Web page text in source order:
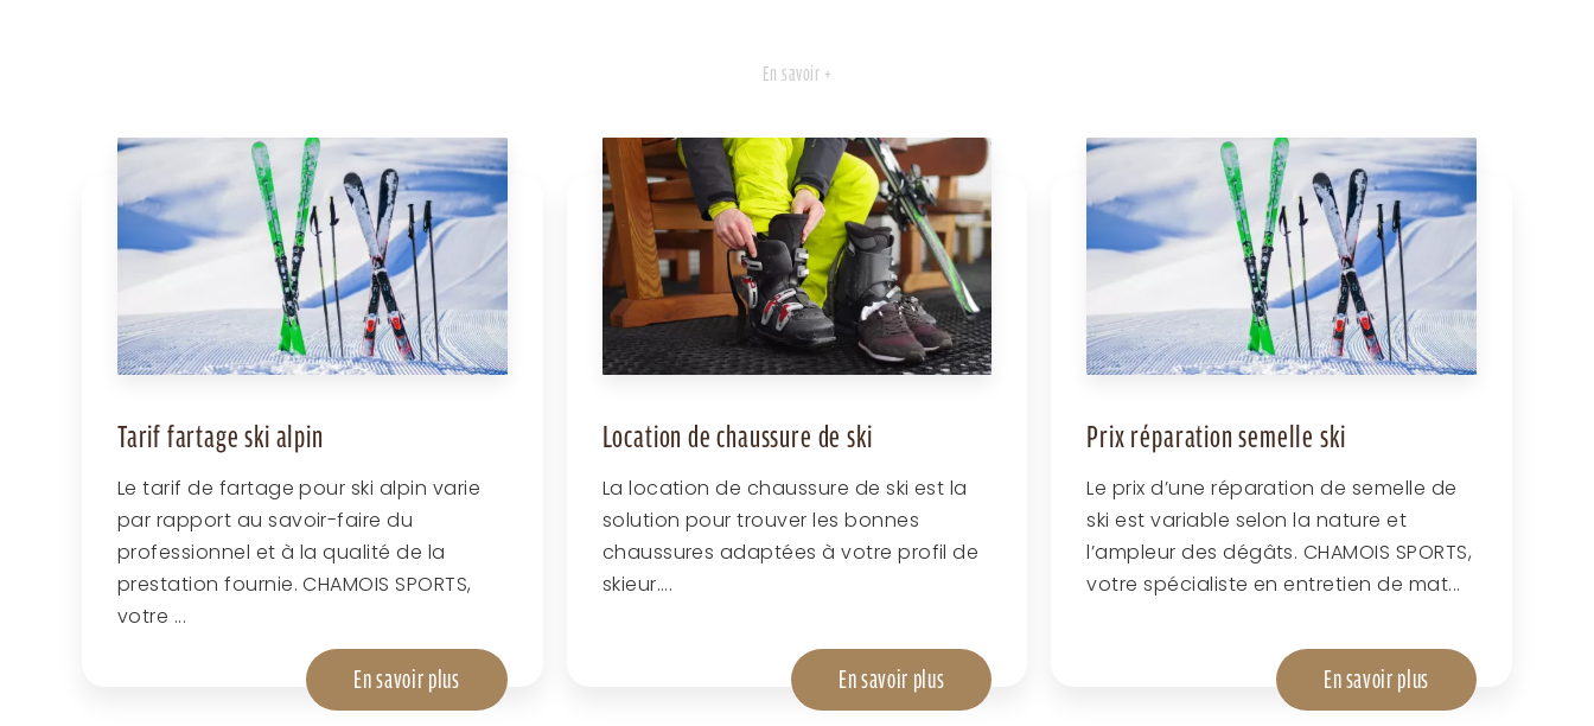
En savoir +
Tarif fartage ski alpin
Le tarif de fartage pour ski alpin varie
par rapport au savoir-faire du
professionnel et à la qualité de la
prestation fournie. CHAMOIS SPORTS,
votre ...
En savoir plus
Location de chaussure de ski
La location de chaussure de ski est la
solution pour trouver les bonnes
chaussures adaptées à votre profil de
skieur....
En savoir plus
Prix réparation semelle ski
Le prix d’une réparation de semelle de
ski est variable selon la nature et
l’ampleur des dégâts. CHAMOIS SPORTS,
votre spécialiste en entretien de mat...
En savoir plus